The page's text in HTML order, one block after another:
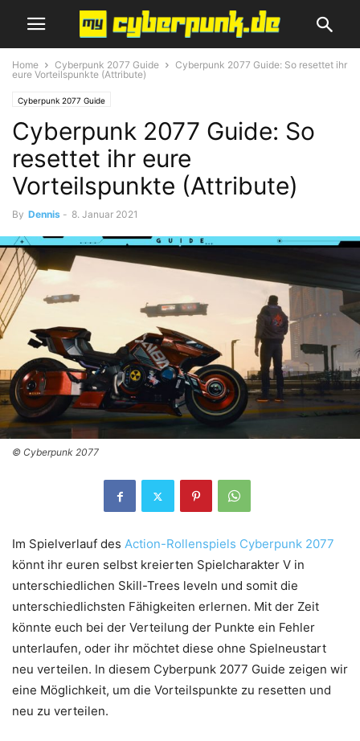
Home Cyberpunk 2077 Guide
Cyberpunk 2077 Guide: So resettet ihr
eure Vorteilspunkte (Attribute)
Cyberpunk 2077 Guide
Cyberpunk 2077 Guide: So
resettet ihr eure
Vorteilspunkte (Attribute)
By Dennis - 8. Januar 2021
© Cyberpunk 2077
Im Spielverlauf des Action-Rollenspiels Cyberpunk 2077
könnt ihr euren selbst kreierten Spielcharakter V in
unterschiedlichen Skill-Trees leveln und somit die
unterschiedlichsten Fähigkeiten erlernen. Mit der Zeit
könnte euch bei der Verteilung der Punkte ein Fehler
unterlaufen, oder ihr möchtet diese ohne Spielneustart
neu verteilen. In diesem Cyberpunk 2077 Guide zeigen wir
eine Möglichkeit, um die Vorteilspunkte zu resetten und
neu zu verteilen.